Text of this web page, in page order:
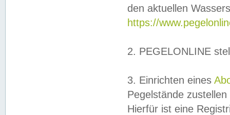
den aktuellen
https://
2. PEGELONLINE
3. Einrichten eines
Pegelstände
Hierfür ist eine